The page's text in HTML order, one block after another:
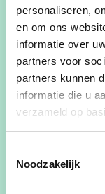
personaliseren,
en om ons
informatie over
partners voor
partners kunnen
informatie die u
verzameld op
Noodzakelijk
de geplande
op termijn
leefstraten.
Overal 30
november
doorstroming,